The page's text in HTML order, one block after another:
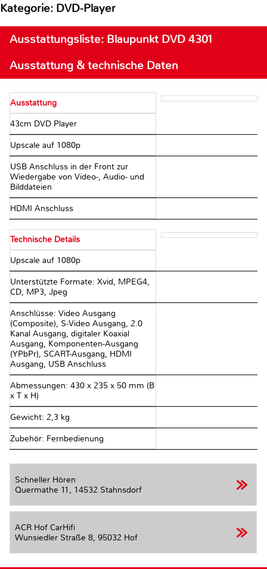
Kategorie: DVD-Player
Ausstattungsliste: Blaupunkt DVD 4301
Ausstattung & technische Daten
Ausstattung
43cm DVD Player
Upscale auf 1080p
USB Anschluss in der Front zur
Wiedergabe von Video-, Audio- und
Bilddateien
HDMI Anschluss
Technische Details
Upscale auf 1080p
Unterstützte Formate: Xvid, MPEG4,
CD, MP3, Jpeg
Anschlüsse: Video Ausgang
(Composite), S-Video Ausgang, 2.0
Kanal Ausgang, digitaler Koaxial
Ausgang, Komponenten-Ausgang
(YPbPr), SCART-Ausgang, HDMI
Ausgang, USB Anschluss
Abmessungen: 430 x 235 x 50 mm (B
x T x H)
Gewicht: 2,3 kg
Zubehör: Fernbedienung
Schneller Hören
Quermathe 11, 14532 Stahnsdorf
ACR Hof CarHifi
Wunsiedler Straße 8, 95032 Hof